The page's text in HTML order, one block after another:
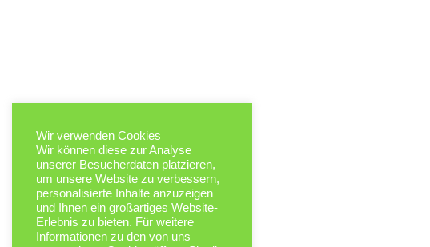
Wir verwenden Cookies
Wir können diese zur Analyse
unserer Besucherdaten platzieren,
um unsere Website zu verbessern,
personalisierte Inhalte anzuzeigen
und Ihnen ein großartiges Website-
Erlebnis zu bieten. Für weitere
Informationen zu den von uns